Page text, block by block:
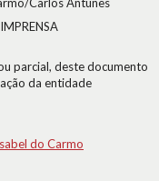
IMPRENSA
parcial, deste documento
da entidade
do Carmo